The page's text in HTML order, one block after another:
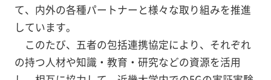
て、内外の各種パートナーと様々な取り組みを推進
しています。
このたび、五者の包括連携協定により、それぞれ
の持つ人材や知識・教育・研究などの資源を活用